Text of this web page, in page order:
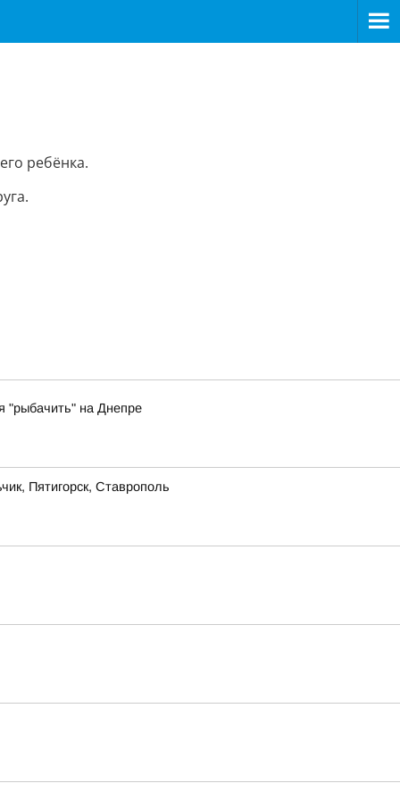
ребёнка.
"рыбачить" на Днепре
Пятигорск, Ставрополь